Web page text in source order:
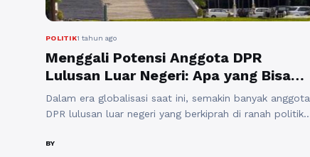
POLITIK1 tahun ago
Menggali Potensi Anggota DPR
Lulusan Luar Negeri: Apa yang Bisa
Dipelajari?
Dalam era globalisasi saat ini, semakin banyak anggota
DPR lulusan luar negeri yang berkiprah di ranah politik
angin segar bagi dinamika politik nasional, tetapi juga
BY